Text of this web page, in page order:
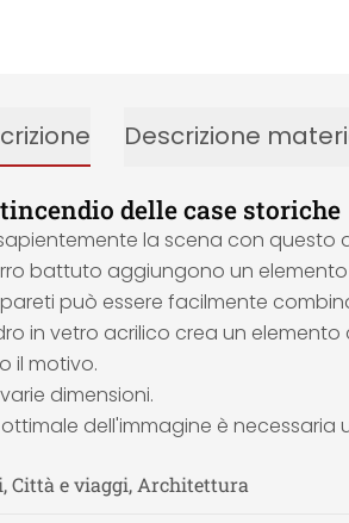
Descrizione
delle case storiche
la scena con
battuto aggiungono un
può essere facilmente
in vetro acrilico crea un
il motivo.
dimensioni.
dell'immagine è necessaria
Città e viaggi, Architettura